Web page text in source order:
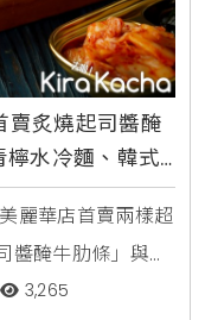
炙燒起司醬醃
水冷麵、韓式
麗華店首賣兩樣超
醬醃牛肋條」與
醃牛肋」以乳白
3,265